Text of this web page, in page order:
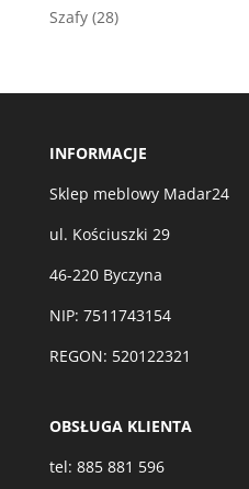
Szafy 2828
INFORMACJE
Sklep meblowy Madar24
ul. Kościuszki 29
46-220 Byczyna
NIP: 7511743154
REGON: 520122321
OBSŁUGA KLIENTA
tel: 885 881 596